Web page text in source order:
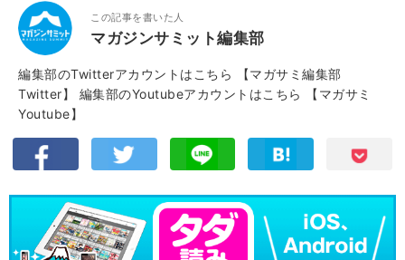
この記事を書いた人
マガジンサミット編集部
編集部のTwitterアカウントはこちら
【マガサミ編集部
Twitter】
編集部のYoutubeアカウントはこちら
【マガサミ
Youtube】